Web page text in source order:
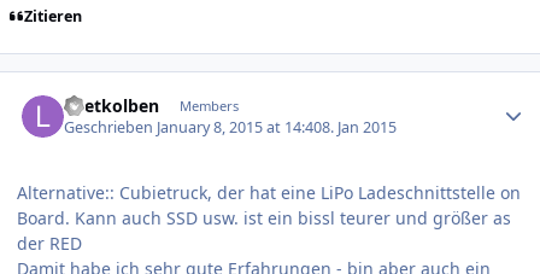
Zitieren
Loetkolben Members
Geschrieben January 8, 2015 at 14:408. Jan 2015
Alternative:: Cubietruck, der hat eine LiPo Ladeschnittstelle on
Board. Kann auch SSD usw. ist ein bissl teurer und größer as
der RED
Damit habe ich sehr gute Erfahrungen - bin aber auch ein